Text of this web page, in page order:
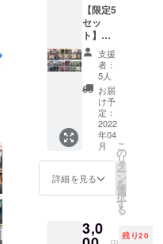
「いるよ
ね、こうい
うヤツ」と
共感してい
ただけるよ
うなコンテ
ンツづくり
をモットー
【限定5
セッ
ト】
MWプレ
イデッ
キ（収
録カー
ド55種
類予
定）1個
セット
(山札を
半分に
分けて
遊んで
と思い
ます)
支援
者：
5人
お届
け予
定：
2022
年04
月
詳細を見る
こ
の
リ
タ
ー
ン
を
選
択
す
る
3,0 残り20